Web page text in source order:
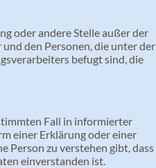
oder andere Stelle außer der
den Personen, die unter der
befugt sind, die
Fall in informierter
einer Erklärung oder einer
Person zu verstehen gibt, dass
einverstanden ist.